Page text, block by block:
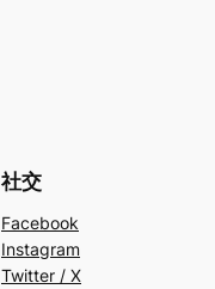
社交
Facebook
Instagram
Twitter / X